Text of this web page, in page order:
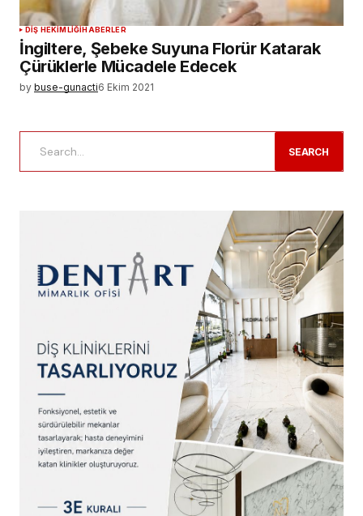
DIŞ HEKIMLIĞIHABERLER
İngiltere, Şebeke Suyuna Florür Katarak
Çürüklerle Mücadele Edecek
by buse-gunacti6 Ekim 2021
SEARCH